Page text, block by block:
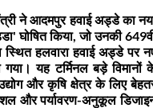
ने आदमपुर हवाई अड्डे का
घोषित किया, जो उनकी
हलवारा हवाई अड्डे पर
यह टर्मिनल बड़े विमानों
और कृषि क्षेत्र के लिए
और पर्यावरण-अनुकूल